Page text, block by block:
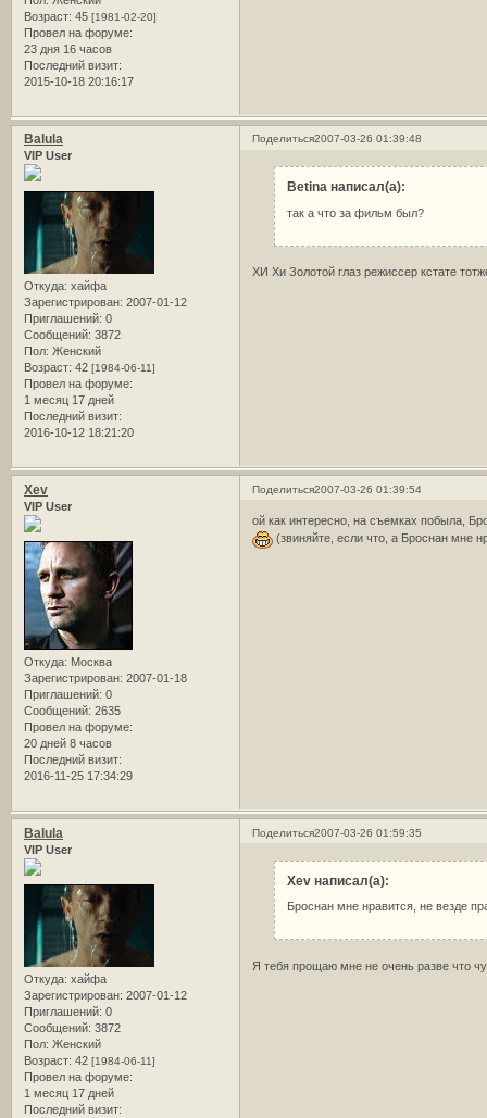
Возраст: 45 [1981-02-20]
Провел на форуме:
23 дня 16 часов
Последний визит:
2015-10-18 20:16:17
Поделиться2007-03-26 01:39:48
Balula
VIP User
Откуда: хайфа
Зарегистрирован: 2007-01-12
Приглашений: 0
Сообщений: 3872
Пол: Женский
Возраст: 42 [1984-06-11]
Провел на форуме:
1 месяц 17 дней
Последний визит:
2016-10-12 18:21:20
Betina написал(а):
так а что за фильм был?
ХИ Хи Золотой глаз режиссер кстате
Поделиться2007-03-26 01:39:54
Xev
VIP User
Откуда: Москва
Зарегистрирован: 2007-01-18
Приглашений: 0
Сообщений: 2635
Провел на форуме:
20 дней 8 часов
Последний визит:
2016-11-25 17:34:29
ой как интересно, на съемках побыла,
(звиняйте, если что, а Броснан мне
Поделиться2007-03-26 01:59:35
Balula
VIP User
Откуда: хайфа
Зарегистрирован: 2007-01-12
Приглашений: 0
Сообщений: 3872
Пол: Женский
Возраст: 42 [1984-06-11]
Провел на форуме:
1 месяц 17 дней
Последний визит:
Xev написал(а):
Броснан мне нравится, не везде
Я тебя прощаю мне не очень разве что